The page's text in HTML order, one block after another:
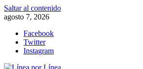
Saltar al contenido
agosto 7, 2026
Facebook
Twitter
Instagram